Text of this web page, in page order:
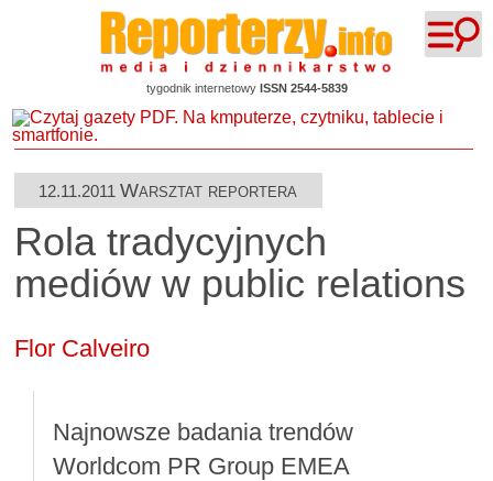
tygodnik internetowy ISSN 2544-5839
12.11.2011Warsztat reportera
Rola tradycyjnych
mediów w public relations
Flor Calveiro
Najnowsze badania trendów
Worldcom PR Group EMEA